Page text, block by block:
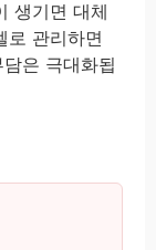
생기면 대체
로 관리하면
은 극대화됩